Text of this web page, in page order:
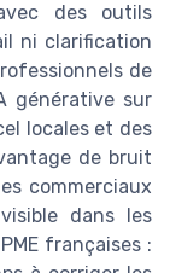
des outils
ni clarification
de
générative sur
locales et des
de bruit
commerciaux
dans les
françaises :